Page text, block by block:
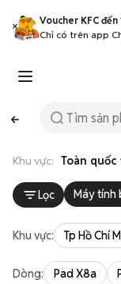
Voucher KFC đến
Chỉ có trên app
Khu vực: Toàn quốc
Lọc Máy tính
Khu vực: Tp Hồ Chí
Dòng: Pad X8a